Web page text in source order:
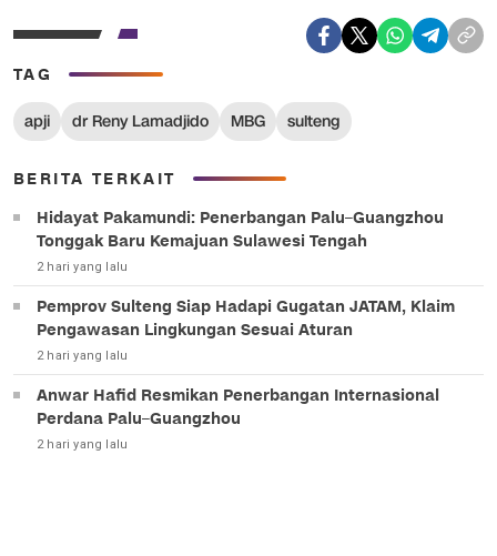
TAG
apji dr Reny Lamadjido MBG sulteng
BERITA TERKAIT
Hidayat Pakamundi: Penerbangan Palu–Guangzhou
Tonggak Baru Kemajuan Sulawesi Tengah
2 hari yang lalu
Pemprov Sulteng Siap Hadapi Gugatan JATAM, Klaim
Pengawasan Lingkungan Sesuai Aturan
2 hari yang lalu
Anwar Hafid Resmikan Penerbangan Internasional
Perdana Palu–Guangzhou
2 hari yang lalu